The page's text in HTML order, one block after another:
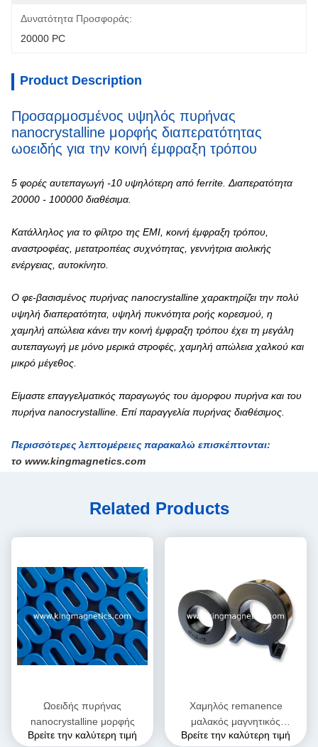
Δυνατότητα Προσφοράς:
20000 PC
Product Description
Προσαρμοσμένος υψηλός πυρήνας
nanocrystalline μορφής διαπερατότητας
ωοειδής για την κοινή έμφραξη τρόπου
5 φορές αυτεπαγωγή -10 υψηλότερη από ferrite. Διαπερατότητα
20000 - 100000 διαθέσιμα.
Κατάλληλος για το φίλτρο της EMI, κοινή έμφραξη τρόπου,
αναστροφέας, μετατροπέας συχνότητας, γεννήτρια αιολικής
ενέργειας, αυτοκίνητο.
Ο φε-βασισμένος πυρήνας nanocrystalline χαρακτηρίζει την πολύ
υψηλή διαπερατότητα, υψηλή πυκνότητα ροής κορεσμού, η
χαμηλή απώλεια κάνει την κοινή έμφραξη τρόπου έχει τη μεγάλη
αυτεπαγωγή με μόνο μερικά στροφές, χαμηλή απώλεια χαλκού και
μικρό μέγεθος.
Είμαστε επαγγελματικός παραγωγός του άμορφου πυρήνα και του
πυρήνα nanocrystalline. Επί παραγγελία πυρήνας διαθέσιμος.
Περισσότερες λεπτομέρειες παρακαλώ επισκέπτονται:
το www.kingmagnetics.com
Related Products
Ωοειδής πυρήνας
nanocrystalline μορφής
Βρείτε την καλύτερη τιμή
Χαμηλός remanence
μαλακός μαγνητικός
πυρήνας Nanocrystalline
Βρείτε την καλύτερη τιμή